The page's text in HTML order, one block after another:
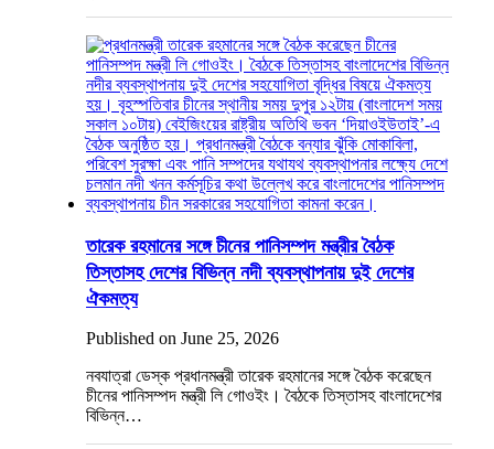
তারেক রহমানের সঙ্গে চীনের পানিসম্পদ মন্ত্রীর বৈঠক
তিস্তাসহ দেশের বিভিন্ন নদী ব্যবস্থাপনায় দুই দেশের
ঐকমত্য
Published on June 25, 2026
নবযাত্রা ডেস্ক প্রধানমন্ত্রী তারেক রহমানের সঙ্গে বৈঠক করেছেন
চীনের পানিসম্পদ মন্ত্রী লি গোওইং। বৈঠকে তিস্তাসহ বাংলাদেশের
বিভিন্ন…